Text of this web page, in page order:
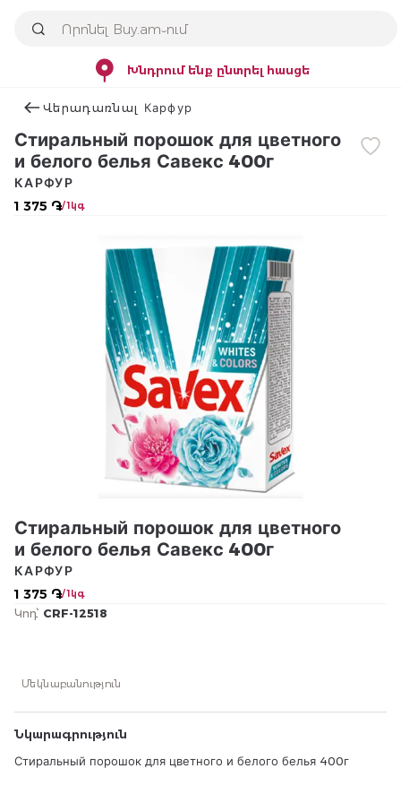
Խնդրում ենք ընտրել հասցե
Վերադառնալ Карфур
Стиральный порошок для цветного
и белого белья Савекс 400г
1 375 ֏/ 1կգ
КАРФУР
Стиральный порошок для цветного
и белого белья Савекс 400г
1 375 ֏/ 1կգ
КАРФУР
Կոդ՝ CRF-12518
Մեկնաբանություն
Նկարագրություն
Стиральный порошок для цветного и белого белья 400г